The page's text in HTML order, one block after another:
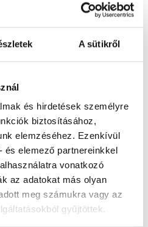
A sütikről
és hirdetések személyre
biztosításához,
elemzéséhez. Ezenkívül
és elemező partnereinkkel
vonatkozó
az adatokat más olyan
meg számukra vagy az
gyűjtöttek.
kerület Fekete Luca